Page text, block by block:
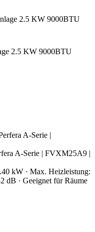
2.5 KW 9000BTU
A-Serie | FVXM25A9 |
kW · Max. Heizleistung:
dB · Geeignet für Räume